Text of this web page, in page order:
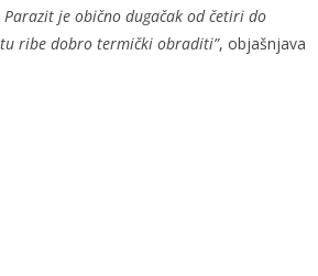
je obično dugačak od četiri do
ribe dobro termički obraditi”, objašnjava